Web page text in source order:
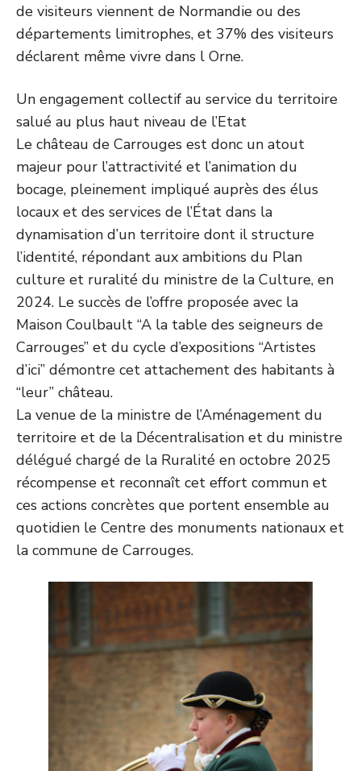
de visiteurs viennent de Normandie ou des
départements limitrophes, et 37% des visiteurs
déclarent même vivre dans l Orne.
Un engagement collectif au service du territoire
salué au plus haut niveau de l’Etat
Le château de Carrouges est donc un atout
majeur pour l’attractivité et l’animation du
bocage, pleinement impliqué auprès des élus
locaux et des services de l’État dans la
dynamisation d’un territoire dont il structure
l’identité, répondant aux ambitions du Plan
culture et ruralité du ministre de la Culture, en
2024. Le succès de l’offre proposée avec la
Maison Coulbault “A la table des seigneurs de
Carrouges” et du cycle d’expositions “Artistes
d’ici” démontre cet attachement des habitants à
“leur” château.
La venue de la ministre de l’Aménagement du
territoire et de la Décentralisation et du ministre
délégué chargé de la Ruralité en octobre 2025
récompense et reconnaît cet effort commun et
ces actions concrètes que portent ensemble au
quotidien le Centre des monuments nationaux et
la commune de Carrouges.